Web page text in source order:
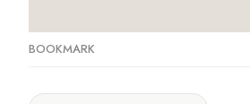
BOOKMARK